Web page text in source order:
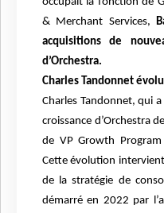
& Merchant Services,
acquisitions de
d’Orchestra.
Charles Tandonnet
Charles Tandonnet, qui
croissance d’Orchestra
de VP Growth
Cette évolution
de la stratégie de
démarré en 2022 par